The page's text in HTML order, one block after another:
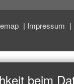
Impressum
beim